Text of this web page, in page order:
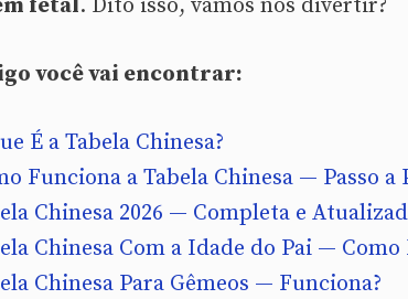
fetal. Dito isso, vamos nos divertir?
você vai encontrar:
É a Tabela Chinesa?
Funciona a Tabela Chinesa — Passo a
Chinesa 2026 — Completa e
Chinesa Com a Idade do Pai —
Chinesa Para Gêmeos — Funciona?